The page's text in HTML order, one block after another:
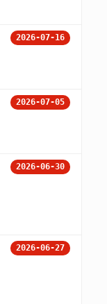
2026-07-16
2026-07-05
2026-06-30
2026-06-27